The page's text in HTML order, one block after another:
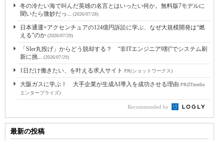
冬の冷たい海で叫んだ英雄の名言とはいったい何か。無料版7モデルに
聞いたら微妙だっ... (2026/07/28)
日本通運×アクセンチュアの124億円訴訟に学ぶ、なぜ大規模開発は“燃
える”のか (2026/07/29)
「SIer丸投げ」からどう脱却する？ “非ITエンジニア9割”でシステム刷
新に挑... (2026/07/29)
1日だけ働きたい、を叶える求人サイト PR(ショットワークス)
大阪ガスに学ぶ！ 大手企業が生成AI導入を成功させる理由 PR(ITmedia
エンタープライズ)
Recommended by
最新の投稿